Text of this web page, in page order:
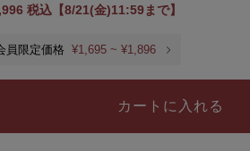
税込【8/21(金)11:59まで】
員限定価格 ¥1,695 ~ ¥1,896
カートに入れる